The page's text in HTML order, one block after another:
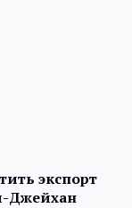
экспорт
Джейхан